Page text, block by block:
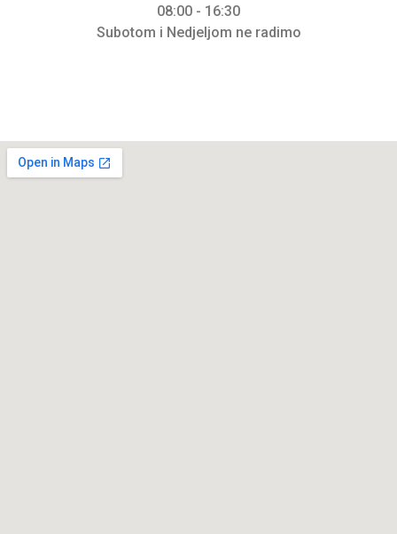
08:00 - 16:30
Subotom i Nedjeljom ne radimo